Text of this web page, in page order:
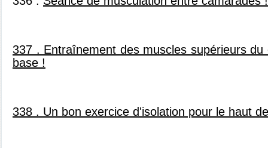
337 . Entraînement des muscles supérieurs
base !
338 . Un bon exercice d'isolation pour le haut